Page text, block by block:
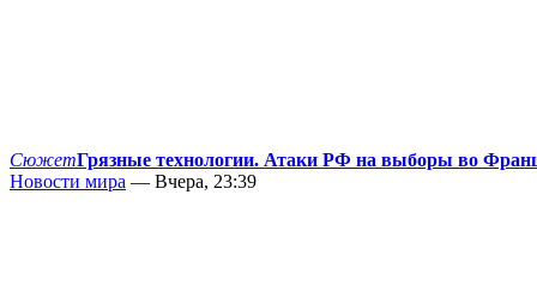
СюжетГрязные технологии. Атаки РФ на выборы во
Новости мира — Вчера, 23:39